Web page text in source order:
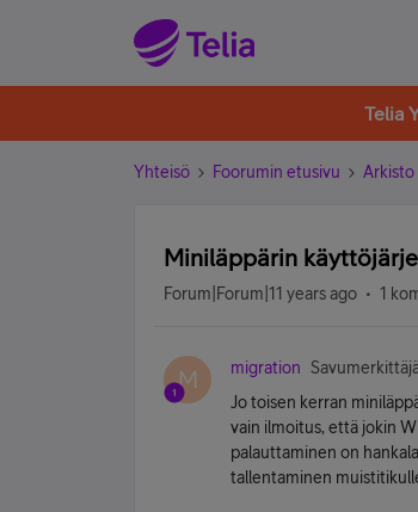
Telia
Yhteisö Foorumin etusivu Arkisto
Miniläppärin
Forum|Forum|11 years ago 1
M migration
Jo toisen kerran
vain ilmoitus, että jokin
palauttaminen on
tallentaminen